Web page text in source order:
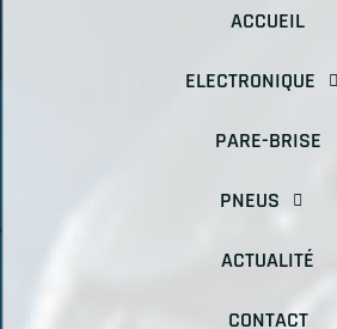
ACCUEIL
ELECTRONIQUE
PARE-BRISE
PNEUS
ACTUALITÉ
CONTACT